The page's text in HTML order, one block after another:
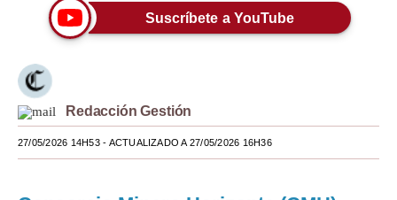
Viajes
Estilos
Mundo
Suscríbete a YouTube
Redacción Gestión
27/05/2026 14H53- ACTUALIZADO A 27/05/2026 16H36